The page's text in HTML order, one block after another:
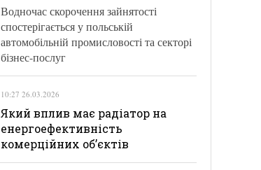
Водночас скорочення зайнятості
спостерігається у польській
автомобільній промисловості та секторі
бізнес-послуг
10:27 26.03.2026
Який вплив має радіатор на
енергоефективність
комерційних об’єктів